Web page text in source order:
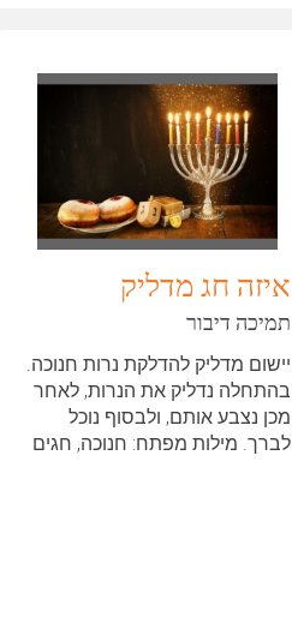
איזה חג מדליק
תמיכה דיבור
יישום מדליק להדלקת נרות חנוכה.
בהתחלה נדליק את הנרות, לאחר
מכן נצבע אותם, ולבסוף נוכל
לברך. מילות מפתח: חנוכה, חגים